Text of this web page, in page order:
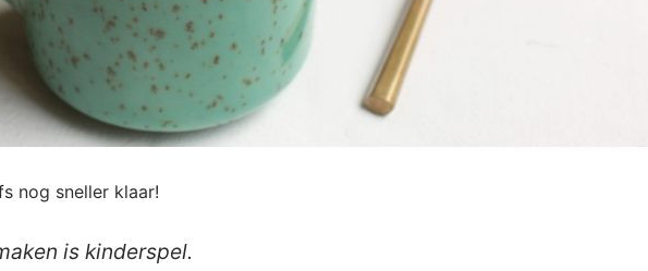
nog sneller klaar!
is kinderspel.